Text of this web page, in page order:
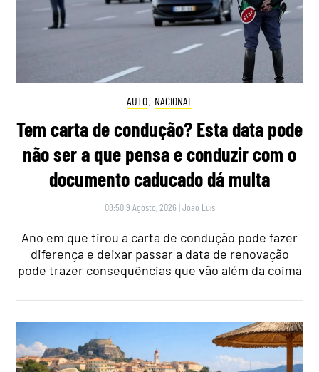
AUTO, NACIONAL
Tem carta de condução? Esta data pode
não ser a que pensa e conduzir com o
documento caducado dá multa
08:50 9 Agosto, 2026 |João Luís
Ano em que tirou a carta de condução pode fazer
diferença e deixar passar a data de renovação
pode trazer consequências que vão além da coima